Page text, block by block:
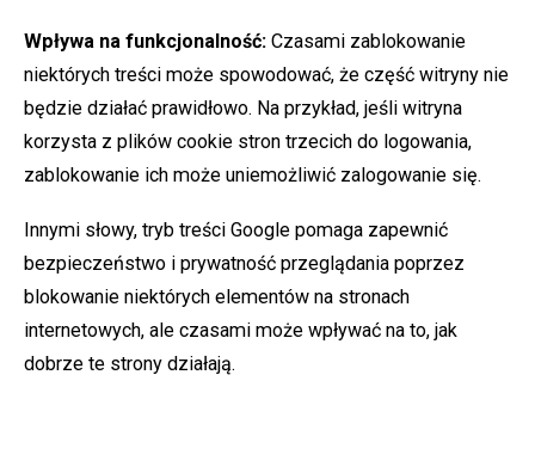
Wpływa na funkcjonalność: Czasami zablokowanie
niektórych treści może spowodować, że część witryny nie
będzie działać prawidłowo. Na przykład, jeśli witryna
korzysta z plików cookie stron trzecich do logowania,
zablokowanie ich może uniemożliwić zalogowanie się.
Innymi słowy, tryb treści Google pomaga zapewnić
bezpieczeństwo i prywatność przeglądania poprzez
blokowanie niektórych elementów na stronach
internetowych, ale czasami może wpływać na to, jak
dobrze te strony działają.